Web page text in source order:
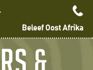
Beleef Oost Afrika